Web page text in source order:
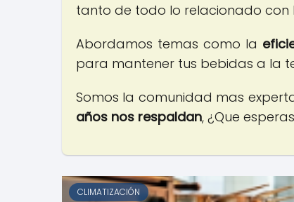
tanto de todo lo relacionado con
Abordamos temas como la
para mantener tus bebidas a la
Somos la comunidad mas
años nos respaldan, ¿Que
CLIMATIZACIÓN